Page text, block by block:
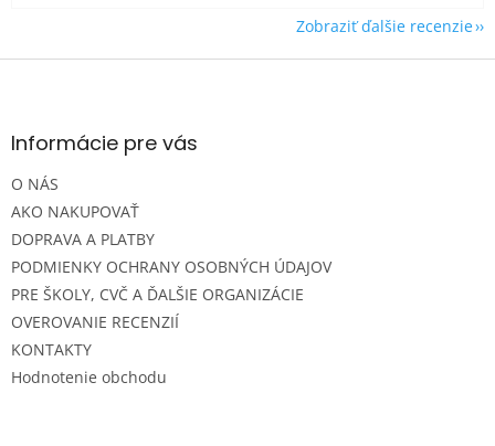
Zobraziť ďalšie recenzie
Z
ä
e
Informácie pre vás
O NÁS
AKO NAKUPOVAŤ
DOPRAVA A PLATBY
PODMIENKY OCHRANY OSOBNÝCH ÚDAJOV
PRE ŠKOLY, CVČ A ĎALŠIE ORGANIZÁCIE
OVEROVANIE RECENZIÍ
KONTAKTY
Hodnotenie obchodu